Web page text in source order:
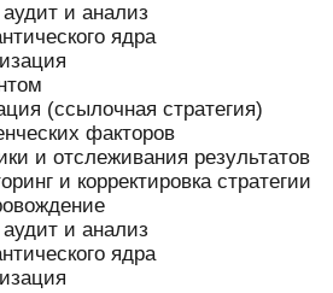
и анализ
ядра
(ссылочная стратегия)
факторов
и отслеживания результатов
и корректировка стратегии
и анализ
ядра